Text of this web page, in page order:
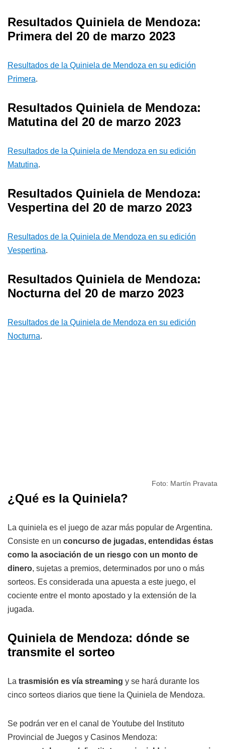
Resultados Quiniela de Mendoza:
Primera del 20 de marzo 2023
Resultados de la Quiniela de Mendoza en su edición
Primera.
Resultados Quiniela de Mendoza:
Matutina del 20 de marzo 2023
Resultados de la Quiniela de Mendoza en su edición
Matutina.
Resultados Quiniela de Mendoza:
Vespertina del 20 de marzo 2023
Resultados de la Quiniela de Mendoza en su edición
Vespertina.
Resultados Quiniela de Mendoza:
Nocturna del 20 de marzo 2023
Resultados de la Quiniela de Mendoza en su edición
Nocturna.
Foto: Martín Pravata
¿Qué es la Quiniela?
La quiniela es el juego de azar más popular de Argentina.
Consiste en un concurso de jugadas, entendidas éstas
como la asociación de un riesgo con un monto de
dinero, sujetas a premios, determinados por uno o más
sorteos. Es considerada una apuesta a este juego, el
cociente entre el monto apostado y la extensión de la
jugada.
Quiniela de Mendoza: dónde se
transmite el sorteo
La trasmisión es vía streaming y se hará durante los
cinco sorteos diarios que tiene la Quiniela de Mendoza.
Se podrán ver en el canal de Youtube del Instituto
Provincial de Juegos y Casinos Mendoza: